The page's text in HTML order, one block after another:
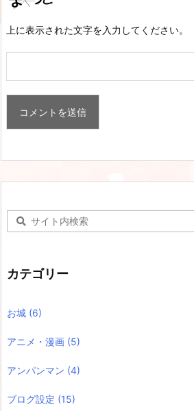
上に表示された文字を入力してください。
カテゴリー
お城 (6)
アニメ・漫画 (5)
アンパンマン (4)
ブログ設定 (15)